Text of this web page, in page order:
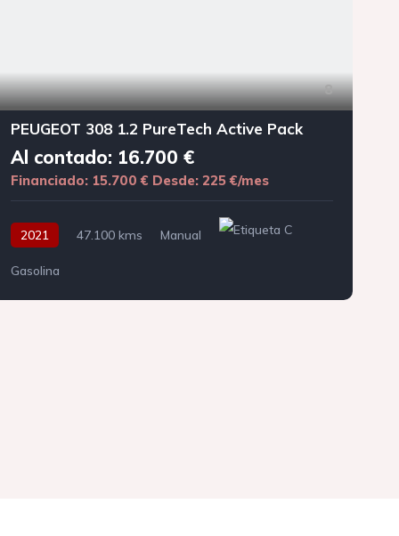
8
PEUGEOT 308 1.2 PureTech Active Pack
Al contado: 16.700 €
Financiado: 15.700 € Desde: 225 €/mes
2021 47.100 kms Manual
Gasolina